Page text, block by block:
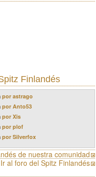
Finlandés
por astrago
por Anto53
por Xis
por plof
por Silverfox
de nuestra comunidad
Ir al foro del Spitz Finlandés